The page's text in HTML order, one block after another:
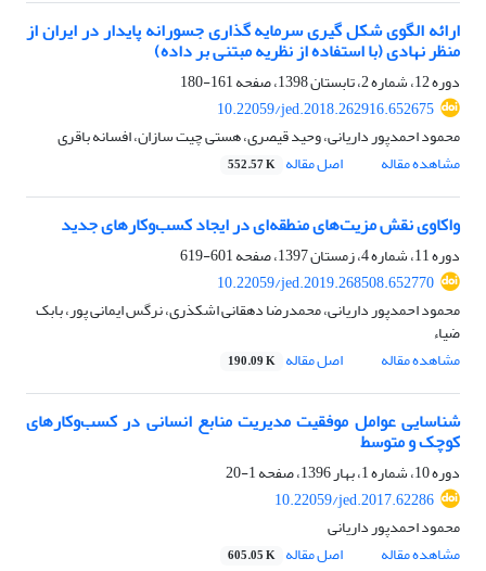
ارائه الگوی شکل گیری سرمایه گذاری جسورانه پایدار در ایران از
منظر نهادی (با استفاده از نظریه مبتنی بر داده‏)
دوره 12، شماره 2، تابستان 1398، صفحه
161-180
10.22059/jed.2018.262916.652675
محمود احمدپور داریانی، وحید قیصری، هستی چیت سازان، افسانه باقری
مشاهده مقاله
اصل مقاله 552.57 K
واکاوی نقش مزیت‌های منطقه‌ای در ایجاد کسب‌وکارهای جدید
دوره 11، شماره 4، زمستان 1397، صفحه
601-619
10.22059/jed.2019.268508.652770
محمود احمدپور داریانی، محمدرضا دهقانی اشکذری، نرگس ایمانی پور، بابک
ضیاء
مشاهده مقاله
اصل مقاله 190.09 K
شناسایی عوامل موفقیت مدیریت منابع انسانی در کسب‌وکارهای
کوچک و متوسط
دوره 10، شماره 1، بهار 1396، صفحه
1-20
10.22059/jed.2017.62286
محمود احمدپور داریانی
مشاهده مقاله
اصل مقاله 605.05 K